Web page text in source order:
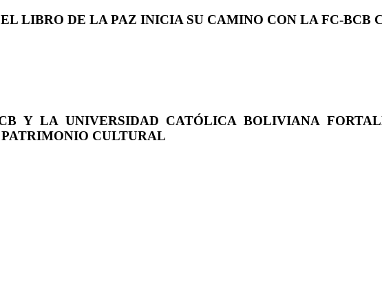
LIBRO DE LA PAZ INICIA SU CAMINO CON LA FC-BCB
Y LA UNIVERSIDAD CATÓLICA BOLIVIANA
CULTURAL